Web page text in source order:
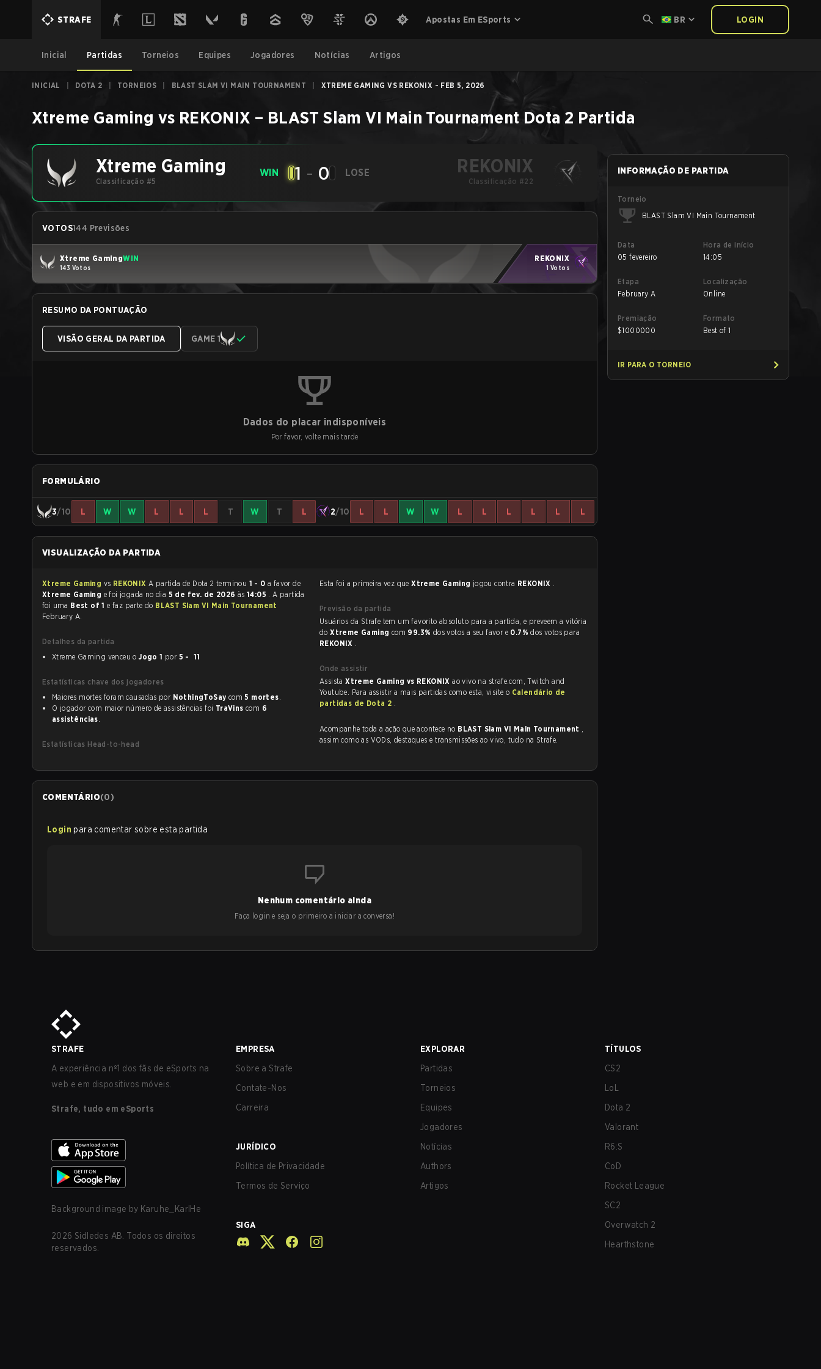
STRAFE Apostas Em ESports BR LOGIN
Inicial Partidas Torneios Equipes Jogadores Notícias Artigos
INICIAL DOTA 2 TORNEIOS BLAST SLAM VI MAIN TOURNAMENT XTREME GAMING VS REKONIX - FEB 5, 2026
Xtreme Gaming vs REKONIX – BLAST Slam VI Main Tournament Dota 2 Partida
Xtreme Gaming
Classificação #5
WIN 1 - 0 LOSE REKONIX
Classificação #22
VOTOS144 Previsões
Xtreme GamingWIN
143 Votos
REKONIX
1 Votos
RESUMO DA PONTUAÇÃO
VISÃO GERAL DA PARTIDA GAME 1
Dados do placar indisponíveis
Por favor, volte mais tarde
FORMULÁRIO
3/10 L W W L L L T W T L 2/10 L L W W L L L L L L
VISUALIZAÇÃO DA PARTIDA
Xtreme Gaming vs REKONIX A partida de Dota 2 terminou 1 - 0 a favor de
Xtreme Gaming
e foi jogada no dia 5 de fev. de 2026 às 14:05 . A partida
foi uma Best of 1e faz parte do BLAST Slam VI Main Tournament
February A.
Detalhes da partida
Xtreme Gaming venceu oJogo 1 por 5 - 11
Estatísticas chave dos jogadores
Maiores mortes foram causadas por NothingToSay com5 mortes.
O jogador com maior número de assistências foi TraVins com 6
assistências.
Estatísticas Head-to-head
Esta foi a primeira vez queXtreme Gaming jogou contra REKONIX .
Previsão da partida
Usuários da Strafe tem um favorito absoluto para a partida, e preveem a vitória
doXtreme Gaming com 99.3% dos votos a seu favor e 0.7%dos votos para
REKONIX .
Onde assistir
AssistaXtreme Gaming vs REKONIXao vivo na strafe.com, Twitch and
Youtube. Para assistir a mais partidas como esta, visite o Calendário de
partidas de Dota 2 .
Acompanhe toda a ação que acontece no BLAST Slam VI Main Tournament ,
assim como as VODs, destaques e transmissões ao vivo, tudo na Strafe.
COMENTÁRIO(0)
Login para comentar sobre esta partida
Nenhum comentário ainda
Faça login e seja o primeiro a iniciar a conversa!
INFORMAÇÃO DE PARTIDA
Torneio
BLAST Slam VI Main Tournament
Data
05 fevereiro
Hora de início
14:05
Etapa
February A
Localização
Online
Premiação
$1000000
Formato
Best of 1
IR PARA O TORNEIO
STRAFE
A experiência nº1 dos fãs de eSports na
web e em dispositivos móveis.
Strafe, tudo em eSports
Background image by Karuhe_KarlHe
2026 Sidledes AB. Todos os direitos
reservados.
EMPRESA
Sobre a Strafe
Contate-Nos
Carreira
JURÍDICO
Política de Privacidade
Termos de Serviço
SIGA
EXPLORAR
Partidas
Torneios
Equipes
Jogadores
Notícias
Authors
Artigos
TÍTULOS
CS2
LoL
Dota 2
Valorant
R6:S
CoD
Rocket League
SC2
Overwatch 2
Hearthstone